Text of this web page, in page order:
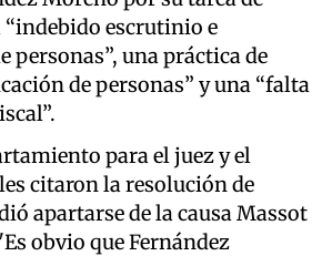
“indebido escrutinio e
una práctica de
de personas” y una “falta
para el juez y el
citaron la resolución de
apartarse de la causa Massot
obvio que Fernández